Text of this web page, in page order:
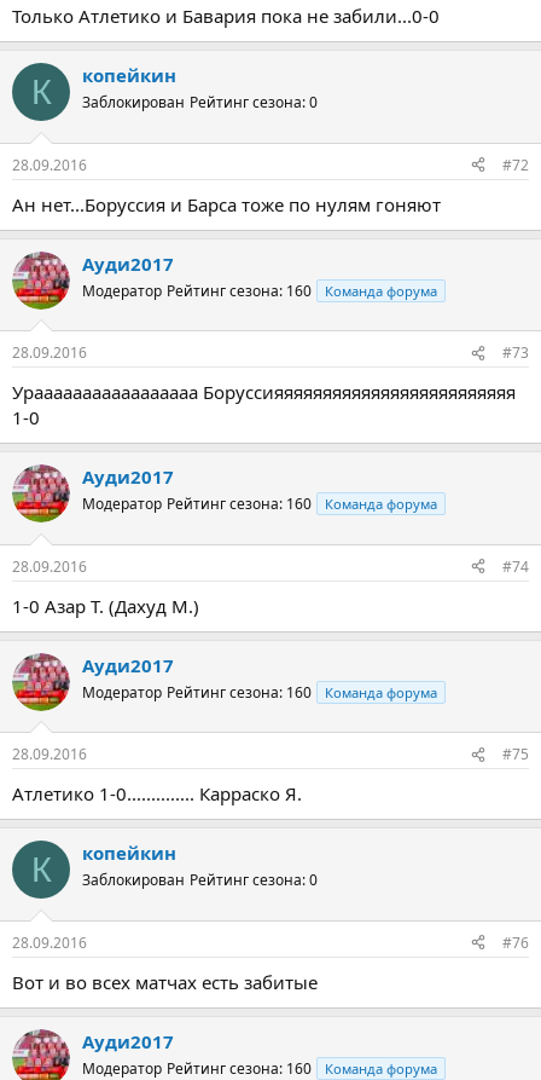
Только Атлетико и Бавария пока не забили...0-0
К копейкин
Заблокирован Рейтинг сезона: 0
28.09.2016 #72
Ан нет...Боруссия и Барса тоже по нулям гоняют
Ауди2017
Модератор Рейтинг сезона: 160 Команда форума
28.09.2016 #73
Урааааааааааааааааа Боруссияяяяяяяяяяяяяяяяяяяяяяяяя
1-0
Ауди2017
Модератор Рейтинг сезона: 160 Команда форума
28.09.2016 #74
1-0 Азар Т. (Дахуд М.)
Ауди2017
Модератор Рейтинг сезона: 160 Команда форума
28.09.2016 #75
Атлетико 1-0.............. Карраско Я.
К копейкин
Заблокирован Рейтинг сезона: 0
28.09.2016 #76
Вот и во всех матчах есть забитые
Ауди2017
Модератор Рейтинг сезона: 160 Команда форума